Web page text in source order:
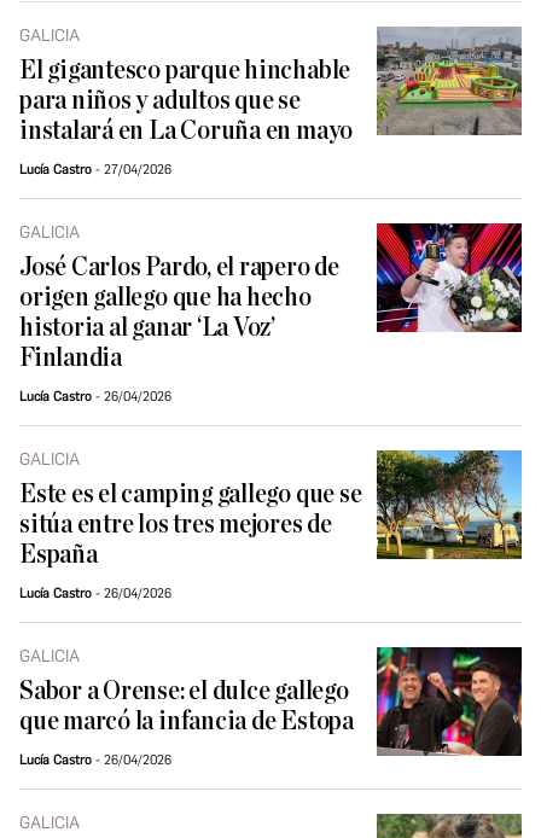
GALICIA
El gigantesco parque hinchable
para niños y adultos que se
instalará en La Coruña en mayo
Lucía Castro 27/04/2026
GALICIA
José Carlos Pardo, el rapero de
origen gallego que ha hecho
historia al ganar ‘La Voz’
Finlandia
Lucía Castro 26/04/2026
GALICIA
Este es el camping gallego que se
sitúa entre los tres mejores de
España
Lucía Castro 26/04/2026
GALICIA
Sabor a Orense: el dulce gallego
que marcó la infancia de Estopa
Lucía Castro 26/04/2026
GALICIA